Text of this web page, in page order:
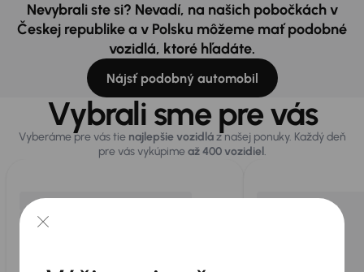
Nevybrali ste si? Nevadí, na našich pobočkách v
Českej republike a v Polsku môžeme mať podobné
vozidlá, ktoré hľadáte.
Nájsť podobný automobil
Vybrali sme pre vás
Vyberáme pre vás tie najlepšie vozidláz našej ponuky. Každý deň
pre vás vykúpimeaž 400 vozidiel.